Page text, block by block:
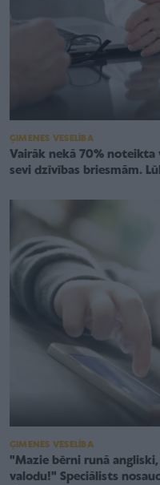
ĢIMENES VESELĪBA
Vairāk nekā 70% noteikta
sevi dzīvības briesmām.
ĢIMENES VESELĪBA
"Mazie bērni runā
valodu!" Speciālists